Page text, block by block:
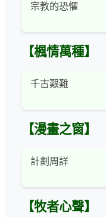
宗教的恐懼
【楓情萬種】
千古艱難
【漫畫之窗】
計劃周詳
【牧者心聲】